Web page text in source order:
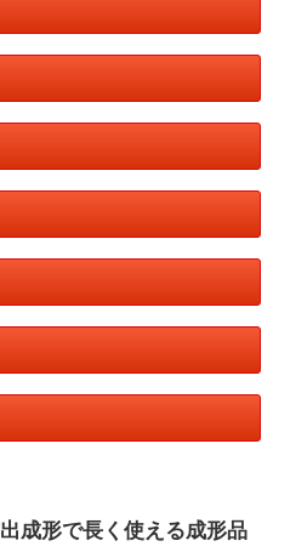
成形で長く使える成形品